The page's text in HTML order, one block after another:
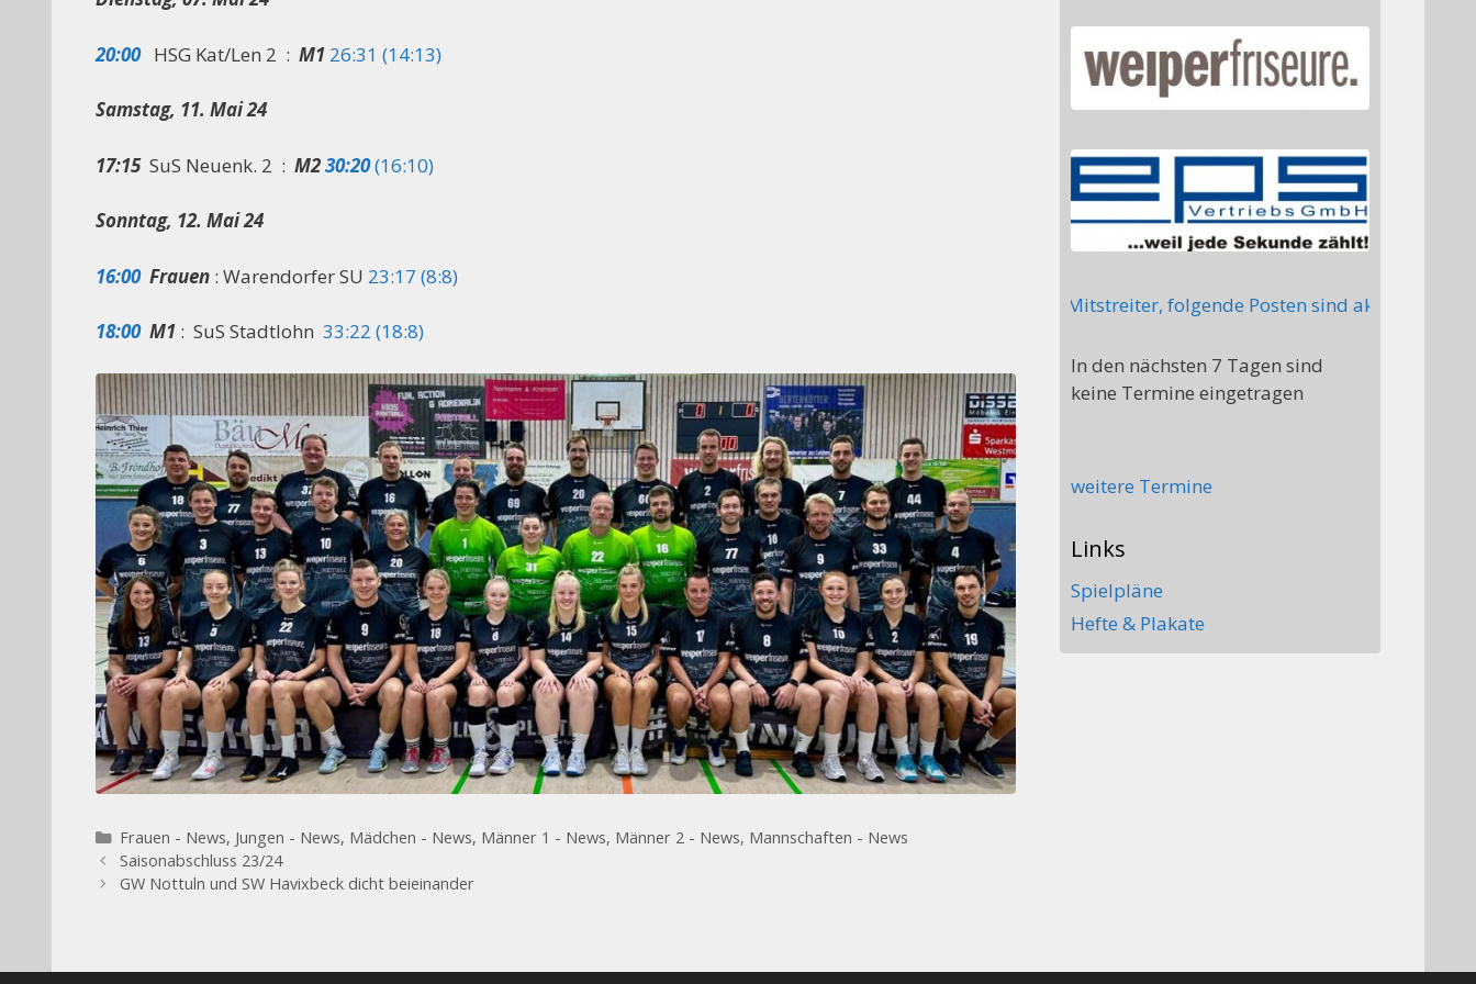
20:00 HSG Kat/Len 2 : M1 26:31 (14:13)
Samstag, 11. Mai 24
17:15SuS Neuenk. 2 : M230:20(16:10)
Sonntag, 12. Mai 24
16:00 Frauen : Warendorfer SU 23:17 (8:8)
18:00 M1 : SuS Stadtlohn 33:22 (18:8)
Kategorien
Frauen - News, Jungen - News, Mädchen - News, Männer 1 - News, Männer 2 - News, Mannschaften - News
Saisonabschluss 23/24
GW Nottuln und SW Havixbeck dicht beieinander
++++ Der Vorstand der Handballabteilung sucht Mitstreiter, folgende Posten sind aktuell nicht
In den nächsten 7 Tagen sind
keine Termine eingetragen
weitere Termine
Links
Spielpläne
Hefte & Plakate